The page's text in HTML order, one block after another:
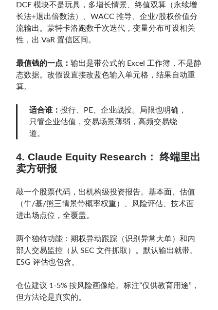
DCF 模块不是玩具，多增长情景、终值双算（永续增
长法+退出倍数法）、WACC 推导、企业/股权价值分
流输出。蒙特卡洛跑数千次迭代，变量分布可设相关
性，出 VaR 置信区间。
最值钱的一点：输出是带公式的 Excel 工作簿，不是静
态数据。改假设直接改蓝色输入单元格，结果自动重
算。
适合谁：投行、PE、企业战投。局限也明确，
只管企业估值，交易场景薄弱，高频交易绕
道。
4. Claude Equity Research： 终端里出
卖方研报
敲一个股票代码，出机构级投资报告。基本面、估值
（牛/基/熊三情景带概率权重）、风险评估、技术面
进出场点位，全覆盖。
两个独特功能：期权异动跟踪（识别异常大单）和内
部人交易监控（从 SEC 文件抓取）。默认输出就带。
ESG 评估也包含。
仓位建议 1-5% 按风险画像给。标注”仅供教育用途”，
但方法论是真实的。